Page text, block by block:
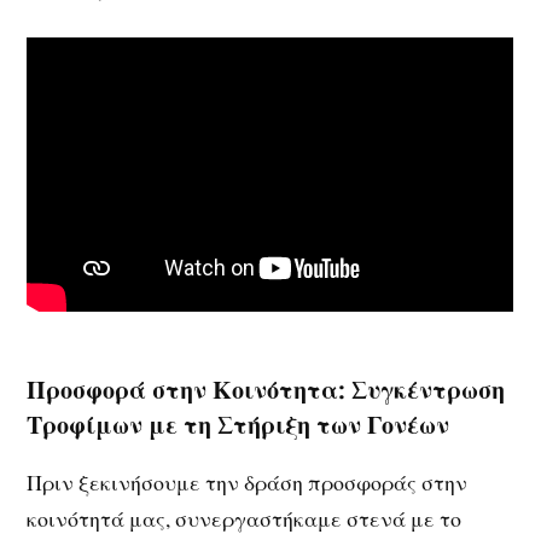
Προσφορά στην Κοινότητα: Συγκέντρωση
Τροφίμων με τη Στήριξη των Γονέων
Πριν ξεκινήσουμε την δράση προσφοράς στην
κοινότητά μας, συνεργαστήκαμε στενά με το